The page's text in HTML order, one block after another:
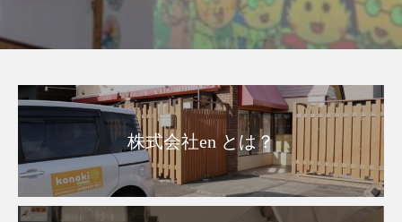
株式会社en とは？